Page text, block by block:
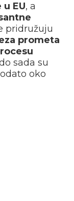
EU, a
pridružuju
prometa
sada su
oko